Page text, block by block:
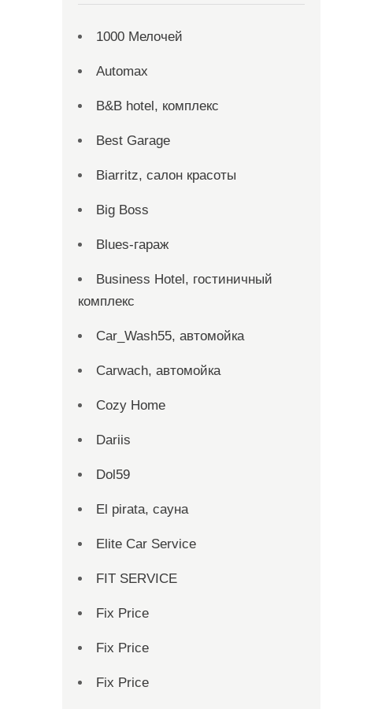
1000 Мелочей
Automax
B&B hotel, комплекс
Best Garage
Biarritz, салон красоты
Big Boss
Blues-гараж
Business Hotel, гостиничный
комплекс
Car_Wash55, автомойка
Carwach, автомойка
Cozy Home
Dariis
Dol59
El pirata, сауна
Elite Car Service
FIT SERVICE
Fix Price
Fix Price
Fix Price